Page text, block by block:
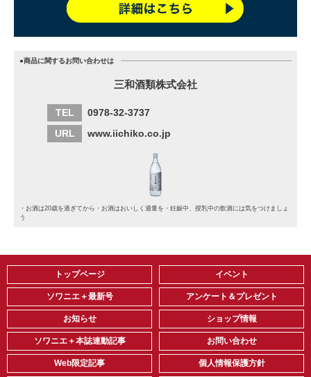
●商品に関するお問い合わせは
三和酒類株式会社
TEL
0978-32-3737
URL
www.iichiko.co.jp
・お酒は20歳を過ぎてから・お酒はおいしく適量を・妊娠中、授乳中の飲酒には気をつけましょ
う
トップページ
ソワニエ＋最新号
お知らせ
ソワニエ＋本誌連動記事
Web限定記事
イベント
アンケート＆プレゼント
ショップ情報
お問い合わせ
個人情報保護方針